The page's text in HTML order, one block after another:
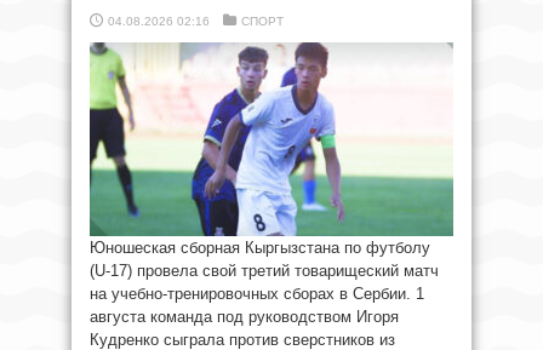
04.08.2026 02:16 СПОРТ
Юношеская сборная Кыргызстана по футболу
(U-17) провела свой третий товарищеский матч
на учебно-тренировочных сборах в Сербии. 1
августа команда под руководством Игоря
Кудренко сыграла против сверстников из